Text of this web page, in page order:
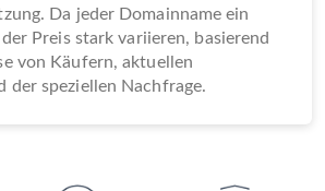
Da jeder Domainname ein
Preis stark variieren, basierend
von Käufern, aktuellen
der speziellen Nachfrage.